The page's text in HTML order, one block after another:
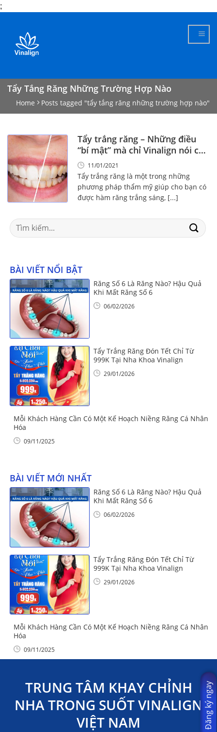
;
content
Tẩy Tắng Răng Những Trường Hợp Nào
Home Posts tagged "tẩy tắng răng những trường hợp nào"
Tẩy trắng răng – Những điều
“bí mật” mà chỉ Vinalign nói cho
bạn!11/01/2021
Tẩy trắng răng là một trong những
phương pháp thẩm mỹ giúp cho bạn có
được hàm răng trắng sáng, [...]
Search
for:
BÀI VIẾT NỔI BẬT
Răng Số 6 Là Răng Nào? Hậu Quả
Khi Mất Răng Số 6
06/02/2026
Tẩy Trắng Răng Đón Tết Chỉ Từ
999K Tại Nha Khoa Vinalign
29/01/2026
Mỗi Khách Hàng Cần Có Một Kế Hoạch Niềng Răng Cá Nhân
Hóa
09/11/2025
BÀI VIẾT MỚI NHẤT
Răng Số 6 Là Răng Nào? Hậu Quả
Khi Mất Răng Số 6
06/02/2026
Tẩy Trắng Răng Đón Tết Chỉ Từ
999K Tại Nha Khoa Vinalign
29/01/2026
Mỗi Khách Hàng Cần Có Một Kế Hoạch Niềng Răng Cá Nhân
Hóa
09/11/2025
TRUNG TÂM KHAY CHỈNH
NHA TRONG SUỐT VINALIGN
VIỆT NAM
Đăng ký ngay